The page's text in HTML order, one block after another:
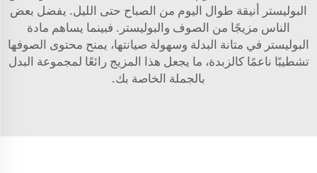
البوليستر أنيقة طوال اليوم من الصباح حتى الليل. يفضل بعض
الناس مزيجًا من الصوف والبوليستر. فبينما يساهم مادة
البوليستر في متانة البدلة وسهولة صيانتها، يمنح محتوى الصوفها
تشطيبًا ناعمًا كالزبدة، ما يجعل هذا المزيج رائعًا لمجموعة البدل
بالجملة الخاصة بك.